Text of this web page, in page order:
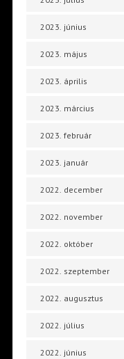
2023. június
2023. május
2023. április
2023. március
2023. február
2023. január
2022. december
2022. november
2022. október
2022. szeptember
2022. augusztus
2022. július
2022. június